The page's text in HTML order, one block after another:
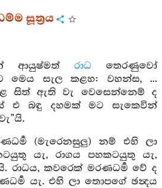
සූත්‍රය
ආයුෂ්මත්රාධ තෙරණුවෝ
මෙය සැල කළහ: වහන්ස, ...
සිත් ඇති වැ වෙසෙන්නෙම් ද
එ බඳු දහමක් මට සැකෙවින්
(මැරෙනසුලු) නම් එහි ලා
යැ, රාගය පහකටයුතු යැ,
රාධය, කවරෙක් මරණධර්‍ම වේ ද
යැ. එහි ලා තොපගේ ඡන්‍දය